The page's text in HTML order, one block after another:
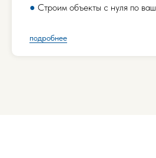
● Строим объекты с нуля по
подробнее